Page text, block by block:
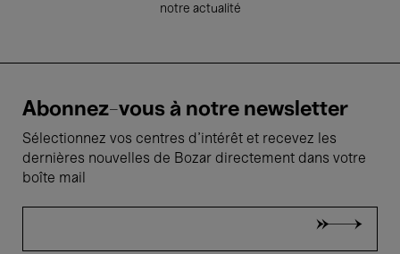
notre actualité
Abonnez-vous à notre newsletter
Sélectionnez vos centres d'intérêt et recevez les
dernières nouvelles de Bozar directement dans votre
boîte mail